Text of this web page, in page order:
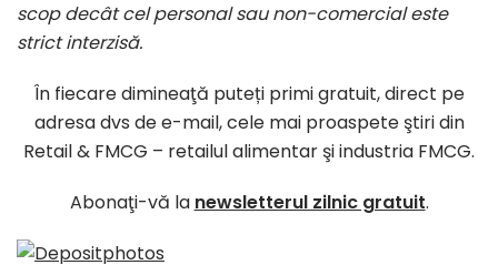
scop decât cel personal sau non-comercial este
strict interzisă.
În fiecare dimineaţă puteți primi gratuit, direct pe
adresa dvs de e-mail, cele mai proaspete ştiri din
Retail & FMCG – retailul alimentar şi industria FMCG.
Abonaţi-vă la newsletterul zilnic gratuit.